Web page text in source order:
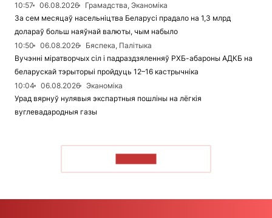
10:57
06.08.2026
Грамадства, Эканоміка
За сем месяцаў насельніцтва Беларусі прадало на 1,3 млрд
долараў больш наяўнай валюты, чым набыло
10:50
06.08.2026
Бяспека, Палітыка
Вучэнні міратворчых сіл і падраздзяленняў РХБ-абароны АДКБ на
беларускай тэрыторыі пройдуць 12–16 кастрычніка
10:04
06.08.2026
Эканоміка
Урад вярнуў нулявыя экспартныя пошліны на лёгкія
вуглевадародныя газы